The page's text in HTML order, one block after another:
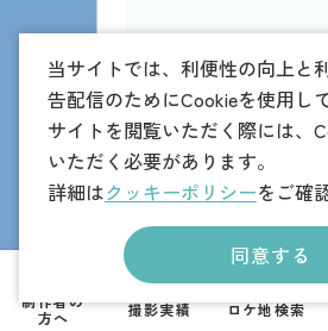
当サイトでは、利便性の向上と
告配信のためにCookieを使用し
サイトを閲覧いただく際には、
いただく必要があります。
詳細はクッキーポリシーをご確
同意する